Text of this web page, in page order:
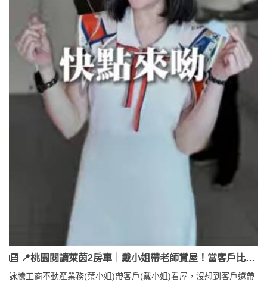
📍桃園閱讀萊茵2房車｜戴小姐帶老師賞屋！當客戶比風水師還搶戲的爆笑賞屋日記
詠騰工商不動產業務(葉小姐)帶客戶(戴小姐)看屋，沒想到客戶還帶